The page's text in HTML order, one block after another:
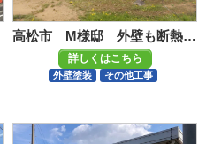
高松市 M様邸 外壁も断熱・遮熱塗料にて塗装
詳しくはこちら
外壁塗装 その他工事